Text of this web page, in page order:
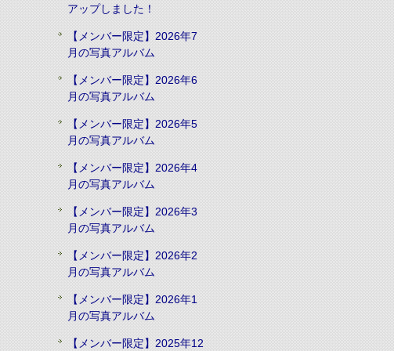
アップしました！
【メンバー限定】2026年7
月の写真アルバム
【メンバー限定】2026年6
月の写真アルバム
【メンバー限定】2026年5
月の写真アルバム
【メンバー限定】2026年4
月の写真アルバム
【メンバー限定】2026年3
月の写真アルバム
【メンバー限定】2026年2
月の写真アルバム
【メンバー限定】2026年1
月の写真アルバム
【メンバー限定】2025年12